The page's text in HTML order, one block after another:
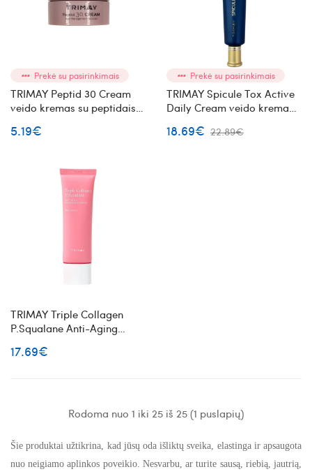
Prekė su pasirinkimais
TRIMAY Peptid 30 Cream
veido kremas su peptidais
5.19€
Prekė su pasirinkimais
TRIMAY Spicule Tox Active
Daily Cream veido kremas
18.69€ 22.89€
TRIMAY Triple Collagen
P.Squalane Anti-Aging
maitinantis veido kremas su
17.69€
Rodoma nuo 1 iki 25 iš 25 (1 puslapių)
Šie produktai užtikrina, kad jūsų oda išliktų sveika, elastinga ir apsaugota
nuo neigiamo aplinkos poveikio. Nesvarbu, ar turite sausą, riebią, jautrią,